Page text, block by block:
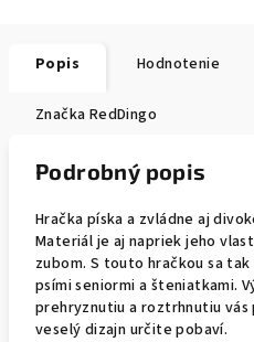
Popis Hodnotenie
Značka RedDingo
Podrobný popis
Hračka píska a zvládne aj
Materiál je aj napriek jeho
zubom. S touto hračkou sa
psími seniormi a šteniatkami.
prehryznutiu a roztrhnutiu
veselý dizajn určite pobaví.